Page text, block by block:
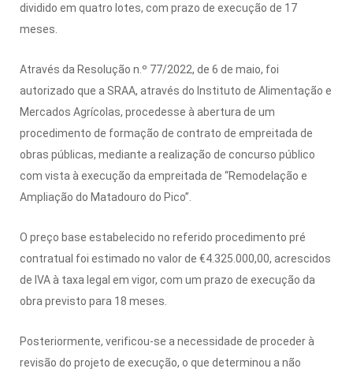
dividido em quatro lotes, com prazo de execução de 17
meses.
Através da Resolução n.º 77/2022, de 6 de maio, foi
autorizado que a SRAA, através do Instituto de Alimentação e
Mercados Agrícolas, procedesse à abertura de um
procedimento de formação de contrato de empreitada de
obras públicas, mediante a realização de concurso público
com vista à execução da empreitada de “Remodelação e
Ampliação do Matadouro do Pico”.
O preço base estabelecido no referido procedimento pré
contratual foi estimado no valor de €4.325.000,00, acrescidos
de IVA à taxa legal em vigor, com um prazo de execução da
obra previsto para 18 meses.
Posteriormente, verificou-se a necessidade de proceder à
revisão do projeto de execução, o que determinou a não